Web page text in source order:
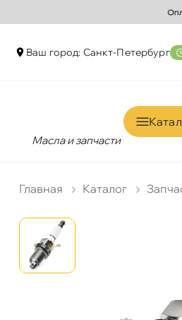
аш город: Санкт-Петербур
Масла и запчасти
Главная Катало